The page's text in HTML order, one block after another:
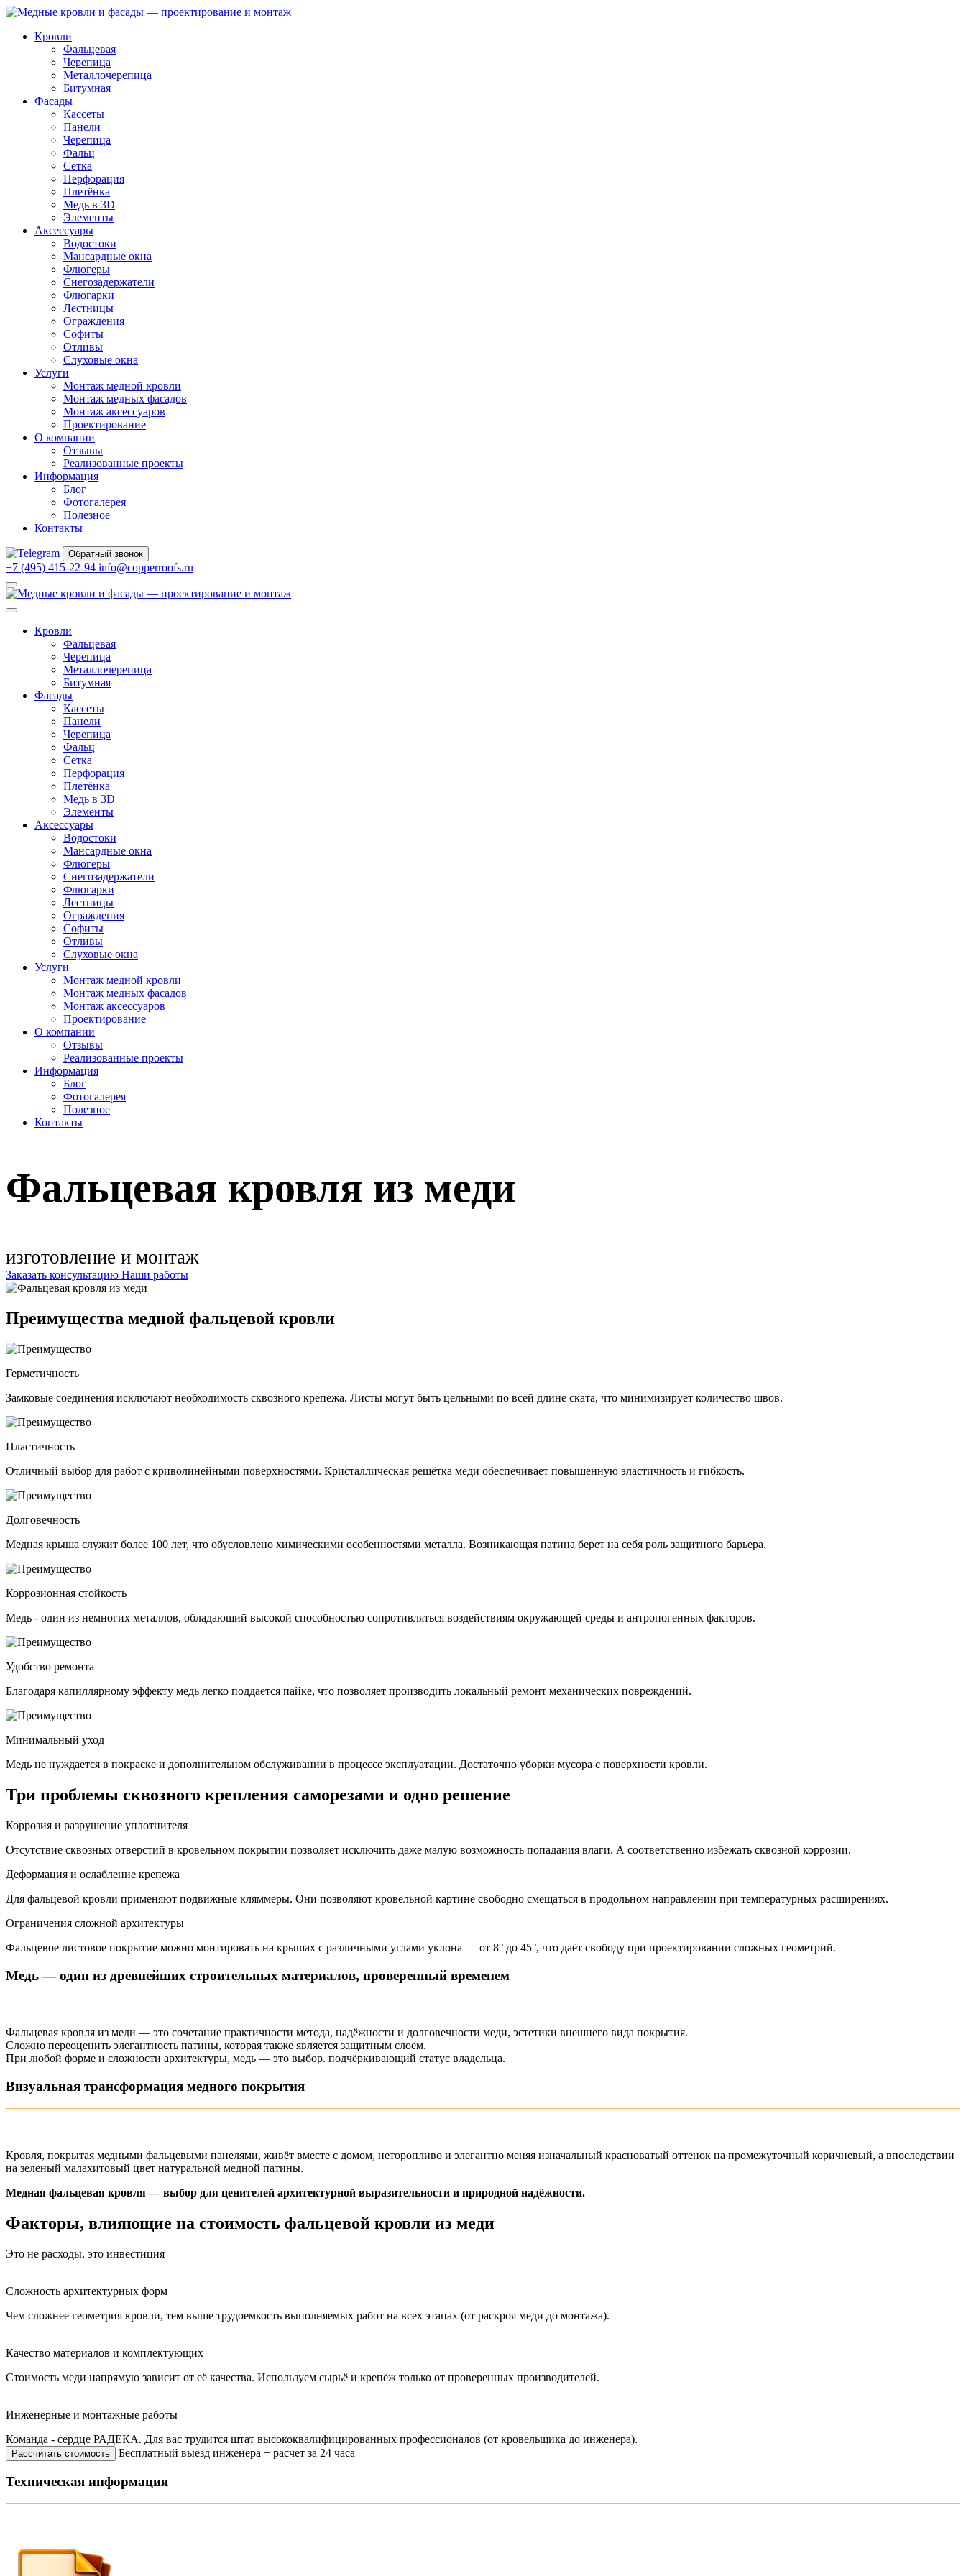
Skip
contentКровли
Фальцевая
Черепица
Металлочерепица
Битумная
Фасады
Кассеты
Панели
Черепица
Фальц
Сетка
Перфорация
Плетёнка
Медь в 3D
Элементы
Аксессуары
Водостоки
Мансардные окна
Флюгеры
Снегозадержатели
Флюгарки
Лестницы
Ограждения
Софиты
Отливы
Слуховые окна
Услуги
Монтаж медной кровли
Монтаж медных фасадов
Монтаж аксессуаров
Проектирование
О компании
Отзывы
Реализованные проекты
Информация
Блог
Фотогалерея
Полезное
Контакты
Обратный звонок
+7 (495) 415-22-94 info@copperroofs.ru
Кровли
Фальцевая
Черепица
Металлочерепица
Битумная
Фасады
Кассеты
Панели
Черепица
Фальц
Сетка
Перфорация
Плетёнка
Медь в 3D
Элементы
Аксессуары
Водостоки
Мансардные окна
Флюгеры
Снегозадержатели
Флюгарки
Лестницы
Ограждения
Софиты
Отливы
Слуховые окна
Услуги
Монтаж медной кровли
Монтаж медных фасадов
Монтаж аксессуаров
Проектирование
О компании
Отзывы
Реализованные проекты
Информация
Блог
Фотогалерея
Полезное
Контакты
Фальцевая кровля из меди
изготовление и монтаж
Заказать консультацию Наши работы
Преимущества медной фальцевой кровли
Герметичность
Замковые соединения исключают необходимость сквозного крепежа. Листы могут быть цельными по всей длине ската, что минимизирует количество швов.
Пластичность
Отличный выбор для работ с криволинейными поверхностями. Кристаллическая решётка меди обеспечивает повышенную эластичность и гибкость.
Долговечность
Медная крыша служит более 100 лет, что обусловлено химическими особенностями металла. Возникающая патина берет на себя роль защитного барьера.
Коррозионная стойкость
Медь - один из немногих металлов, обладающий высокой способностью сопротивляться воздействиям окружающей среды и антропогенных факторов.
Удобство ремонта
Благодаря капиллярному эффекту медь легко поддается пайке, что позволяет производить локальный ремонт механических повреждений.
Минимальный уход
Медь не нуждается в покраске и дополнительном обслуживании в процессе эксплуатации. Достаточно уборки мусора с поверхности кровли.
Три проблемы сквозного крепления саморезами и одно решение
Коррозия и разрушение уплотнителя
Отсутствие сквозных отверстий в кровельном покрытии позволяет исключить даже малую возможность попадания влаги. А соответственно избежать сквозной коррозии.
Деформация и ослабление крепежа
Для фальцевой кровли применяют подвижные кляммеры. Они позволяют кровельной картине свободно смещаться в продольном направлении при температурных расширениях.
Ограничения сложной архитектуры
Фальцевое листовое покрытие можно монтировать на крышах с различными углами уклона — от 8° до 45°, что даёт свободу при проектировании сложных геометрий.
Медь — один из древнейших строительных материалов, проверенный временем
Фальцевая кровля из меди — это сочетание практичности метода, надёжности и долговечности меди, эстетики внешнего вида покрытия.
Сложно переоценить элегантность патины, которая также является защитным слоем.
При любой форме и сложности архитектуры, медь — это выбор. подчёркивающий статус владельца.
Визуальная трансформация медного покрытия
Кровля, покрытая медными фальцевыми панелями, живёт вместе с домом, неторопливо и элегантно меняя изначальный красноватый оттенок на промежуточный коричневый, а впоследствии
на зеленый малахитовый цвет натуральной медной патины.
Медная фальцевая кровля — выбор для ценителей архитектурной выразительности и природной надёжности.
Факторы, влияющие на стоимость фальцевой кровли из меди
Это не расходы, это инвестиция
Сложность архитектурных форм
Чем сложнее геометрия кровли, тем выше трудоемкость выполняемых работ на всех этапах (от раскроя меди до монтажа).
Качество материалов и комплектующих
Стоимость меди напрямую зависит от её качества. Используем сырьё и крепёж только от проверенных производителей.
Инженерные и монтажные работы
Команда - сердце РАДЕКА. Для вас трудится штат высококвалифицированных профессионалов (от кровельщика до инженера).
Рассчитать стоимость Бесплатный выезд инженера + расчет за 24 часа
Техническая информация